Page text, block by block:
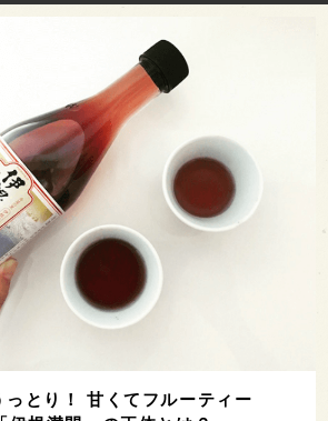
っとり！ 甘くてフルーティー